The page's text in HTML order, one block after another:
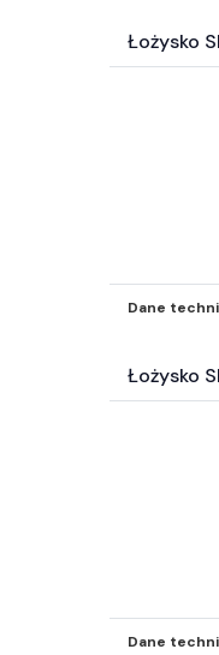
Łożysko
Dane
Łożysko
Dane